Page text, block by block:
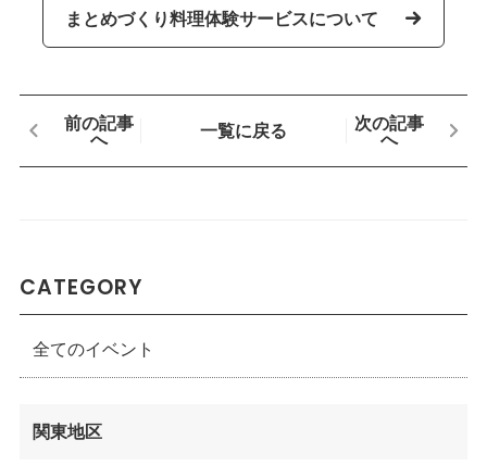
まとめづくり料理体験サービスについて
前の記事
へ
一覧に戻る
次の記事
へ
CATEGORY
全てのイベント
関東地区